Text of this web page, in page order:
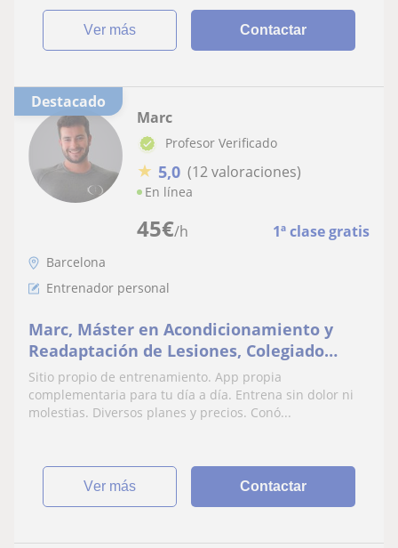
ver más Contactar
Destacado
45€/h 1ª clase gratis
Marc
Profesor Verificado
★ 5,0 (12 valoraciones)
En línea
Barcelona
Entrenador personal
Marc, Máster en Acondicionamiento y
Readaptación de Lesiones, Colegiado
60578
Sitio propio de entrenamiento. App propia
complementaria para tu día a día. Entrena sin dolor ni
molestias. Diversos planes y precios. Conó...
ver más Contactar